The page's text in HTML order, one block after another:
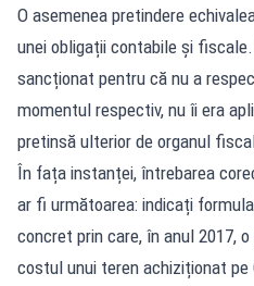
O asemenea pretindere
unei obligații contabile și
sancționat pentru că nu a
momentul respectiv, nu îi era
pretinsă ulterior de organul
În fața instanței, întrebarea
ar fi următoarea: indicați
concret prin care, în anul 2017,
costul unui teren achiziționat